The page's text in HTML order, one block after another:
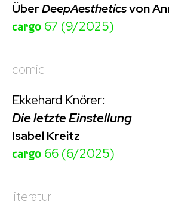
ÜberDeepAestheticsvon
cargo 67 (9/2025)
comic
Ekkehard Knörer:
Die letzte Einstellung
Isabel Kreitz
cargo 66 (6/2025)
literatur